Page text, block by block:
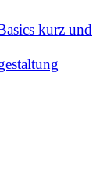
kurz und